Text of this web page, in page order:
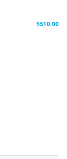
$510.00